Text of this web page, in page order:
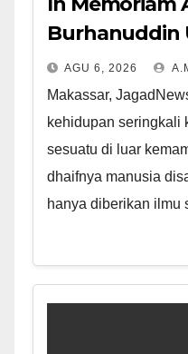
Burhanuddin
AGU 6, 2026
Makassar,
kehidupan seringkali
sesuatu di luar
dhaifnya manusia
hanya diberikan ilmu